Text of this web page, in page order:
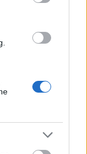
segítik a